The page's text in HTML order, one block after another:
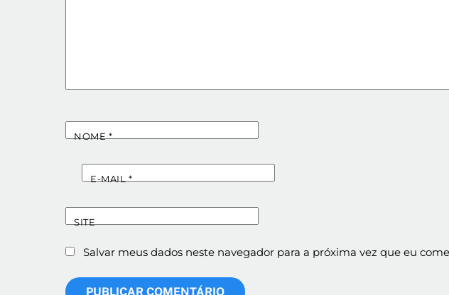
NOME*
E-MAIL*
SITE
Salvar meus dados neste navegador para a próxima vez que eu